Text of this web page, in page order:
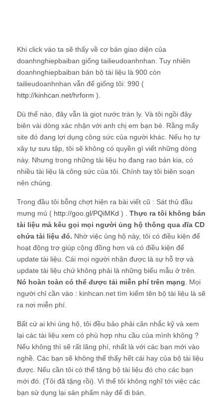
Khi click vào ta sẽ thấy về cơ bản giao diện của
doanhnghiepbaiban giống tailieudoanhnhan. Tuy nhiên
doanhnghiepbaiban bán bộ tài liệu là 900 còn
tailieudoanhnhan vẫn để giống tôi: 990 (
http://kinhcan.net/hrform ).
Dù thế nào, đây vẫn là giọt nước tràn ly. Và tôi ngồi đây
biên vài dòng xác nhận với anh chị em bạn bè. Rằng mấy
site đó đang lợi dụng công sức của người khác. Nếu họ tự
xây tự sưu tập, tôi sẽ không có quyền gì viết những dòng
này. Nhưng trong những tài liệu họ đang rao bán kia, có
nhiều tài liệu là công sức của tôi. Chính tay tôi biên soạn
nên chúng.
Trong đầu tôi bỗng chợt hiện ra bài viết cũ : Sát thủ đầu
mưng mủ ( http://goo.gl/PQiMKd ) . Thực ra tôi không bán
tài liệu mà kêu gọi mọi người ủng hộ thông qua đĩa CD
chứa tài liệu đó. Nhờ việc ủng hộ này, tôi có điều kiện để
hoạt động trợ giúp cộng đồng hơn và có điều kiện để
update tài liệu. Cái mọi người nhận được là sự hỗ trợ và
update tài liệu chứ không phải là những biểu mẫu ở trên.
Nó hoàn toàn có thể được tải miễn phí trên mạng . Mọi
người chỉ cần vào : kinhcan.net tìm kiếm tên bộ tài liệu là sẽ
ra nơi miễn phí.
Bất cứ ai khi ủng hộ, tôi đều bảo phải cân nhắc kỹ và xem
lại các tài liệu xem có phù hợp nhu cầu của mình không ?
Nếu không thì sẽ rất lãng phí, nhất là với các bạn mới vào
nghề. Các bạn sẽ không thể thấy hết cái hay của bộ tài liệu
được. Nếu cần tôi có thể tặng bộ tài liệu đó cho các bạn
mới đó. (Tôi đã tặng rồi). Vì thế tôi không nghĩ tới việc các
bạn sử dụng lại sản phẩm này để đi bán.